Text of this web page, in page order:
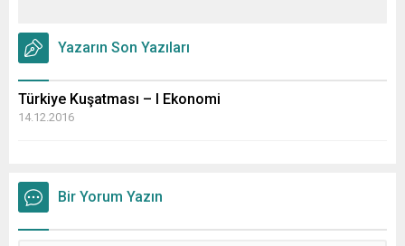
Yazarın Son Yazıları
Türkiye Kuşatması – I Ekonomi
14.12.2016
Bir Yorum Yazın